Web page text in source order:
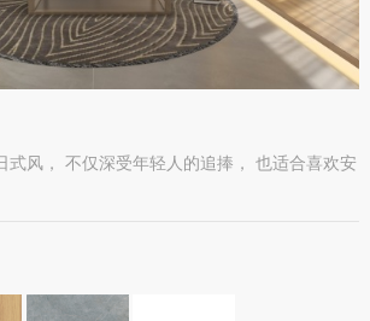
式风， 不仅深受年轻人的追捧， 也适合喜欢安